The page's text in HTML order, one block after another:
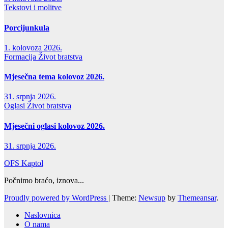
Tekstovi i molitve
Porcijunkula
1. kolovoza 2026.
Formacija Život bratstva
Mjesečna tema kolovoz 2026.
31. srpnja 2026.
Oglasi Život bratstva
Mjesečni oglasi kolovoz 2026.
31. srpnja 2026.
OFS Kaptol
Počnimo braćo, iznova...
Proudly powered by WordPress | Theme: Newsup by Themeansar.
Naslovnica
O nama